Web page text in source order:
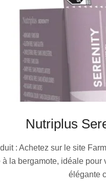
Nutriplus
: Achetez sur le site
la bergamote, idéale
élégante